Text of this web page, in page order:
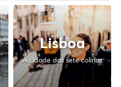
Lisboa
A cidade das sete colinas